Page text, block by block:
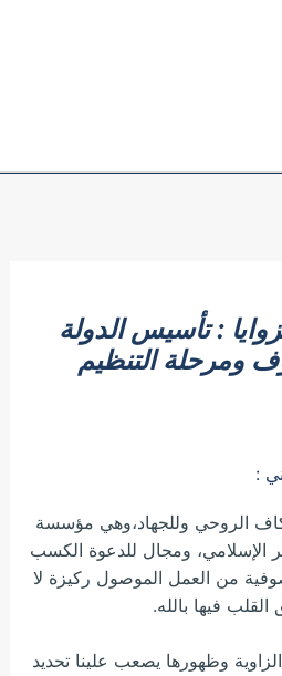
: تأسيس الدولة
ومرحلة التنظيم
:
الروحي وللجهاد،وهي مؤسسة
الإسلامي، ومجال للدعوة الكسب
من العمل الموصول ركيزة لا
فيها بالله.
وظهورها يصعب علينا تحديد